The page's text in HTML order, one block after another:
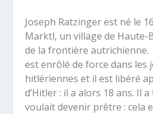
Joseph Ratzinger est né le
Marktl, un village de Haute-
de la frontière autrichienne.
est enrôlé de force dans les
hitlériennes et il est libéré
d’Hitler : il a alors 18 ans. Il
voulait devenir prêtre : cela